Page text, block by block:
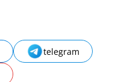
telegram